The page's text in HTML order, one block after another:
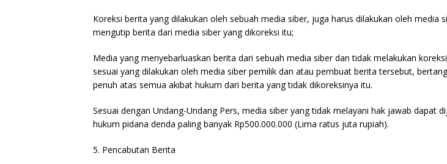
Koreksi berita yang dilakukan oleh sebuah media siber, juga harus dilakukan oleh media
mengutip berita dari media siber yang dikoreksi itu;
Media yang menyebarluaskan berita dari sebuah media siber dan tidak melakukan
sesuai yang dilakukan oleh media siber pemilik dan atau pembuat berita tersebut,
penuh atas semua akibat hukum dari berita yang tidak dikoreksinya itu.
Sesuai dengan Undang-Undang Pers, media siber yang tidak melayani hak jawab dapat
hukum pidana denda paling banyak Rp500.000.000 (Lima ratus juta rupiah).
5. Pencabutan Berita